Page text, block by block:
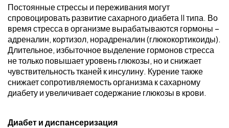
Постоянные стрессы и переживания могут
спровоцировать развитие сахарного диабета II типа. Во
время стресса в организме вырабатываются гормоны –
адреналин, кортизол, норадреналин (глюкокортикоиды).
Длительное, избыточное выделение гормонов стресса
не только повышает уровень глюкозы, но и снижает
чувствительность тканей к инсулину. Курение также
снижает сопротивляемость организма к сахарному
диабету и увеличивает содержание глюкозы в крови.
Диабет и диспансеризация